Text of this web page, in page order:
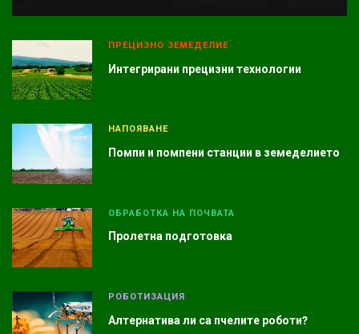
ПРЕЦИЗНО ЗЕМЕДЕЛИЕ
Интегрирани прецизни технологии
НАПОЯВАНЕ
Помпи и помпени станции в земеделието
ОБРАБОТКА НА ПОЧВАТА
Пролетна подготовка
РОБОТИЗАЦИЯ
Алтернатива ли са пчелите роботи?